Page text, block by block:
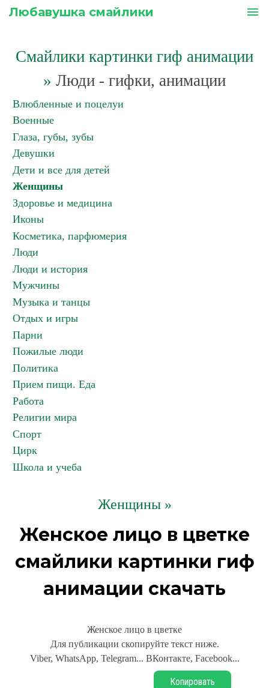
Любавушка смайлики menu
Смайлики картинки гиф анимации
» Люди - гифки, анимации
Влюбленные и поцелуи
Военные
Глаза, губы, зубы
Девушки
Дети и все для детей
Женщины
Здоровье и медицина
Иконы
Косметика, парфюмерия
Люди
Люди и история
Мужчины
Музыка и танцы
Отдых и игры
Парни
Пожилые люди
Политика
Прием пищи. Еда
Работа
Религии мира
Спорт
Цирк
Школа и учеба
Женщины »
Женское лицо в цветке
смайлики картинки гиф
анимации скачать
Женское лицо в цветке
Для публикации скопируйте текст ниже.
Viber, WhatsApp, Telegram... ВКонтакте, Facebook...
Копировать